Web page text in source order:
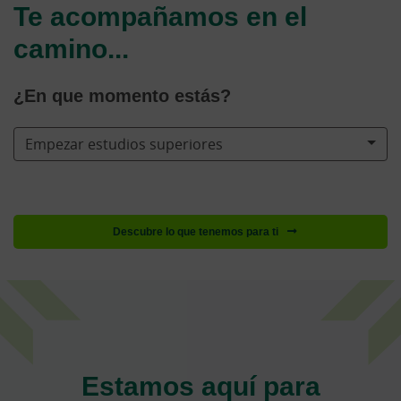
Te acompañamos en el
camino...
¿En que momento estás?
Empezar estudios superiores
Descubre lo que tenemos para ti
Estamos aquí para